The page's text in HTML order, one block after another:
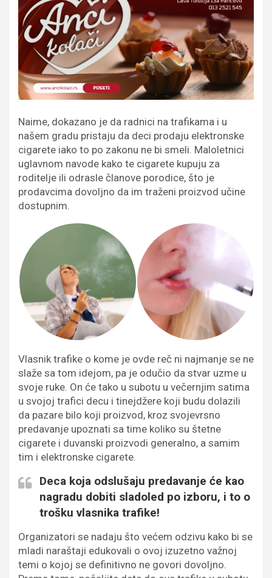
Naime, dokazano je da radnici na trafikama i u
našem gradu pristaju da deci prodaju elektronske
cigarete iako to po zakonu ne bi smeli. Maloletnici
uglavnom navode kako te cigarete kupuju za
roditelje ili odrasle članove porodice, što je
prodavcima dovoljno da im traženi proizvod učine
dostupnim.
Vlasnik trafike o kome je ovde reč ni najmanje se ne
slaže sa tom idejom, pa je odučio da stvar uzme u
svoje ruke. On će tako u subotu u večernjim satima
u svojoj trafici decu i tinejdžere koji budu dolazili
da pazare bilo koji proizvod, kroz svojevrsno
predavanje upoznati sa time koliko su štetne
cigarete i duvanski proizvodi generalno, a samim
tim i elektronske cigarete.
Deca koja odslušaju predavanje će kao
nagradu dobiti sladoled po izboru, i to o
trošku vlasnika trafike!
Organizatori se nadaju što većem odzivu kako bi se
mladi naraštaji edukovali o ovoj izuzetno važnoj
temi o kojoj se definitivno ne govori dovoljno.